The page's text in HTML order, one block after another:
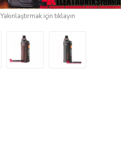
Yakınlaştırmak için tıklayın